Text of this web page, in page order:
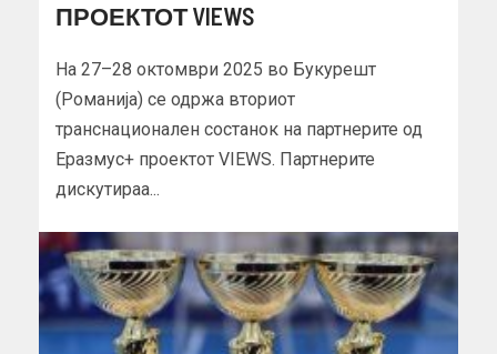
ПРОЕКТОТ VIEWS
На 27–28 октомври 2025 во Букурешт
(Романија) се одржа вториот
транснационален состанок на партнерите од
Еразмус+ проектот VIEWS. Партнерите
дискутираа...